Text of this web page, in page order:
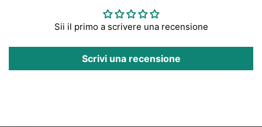
Sii il primo a scrivere una recensione
Scrivi una recensione